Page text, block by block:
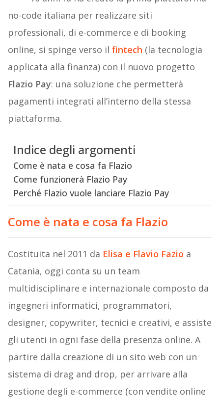
no-code italiana per realizzare siti
professionali, di e-commerce e di booking
online, si spinge verso il fintech (la tecnologia
applicata alla finanza) con il nuovo progetto
Flazio Pay: una soluzione che permetterà
pagamenti integrati all’interno della stessa
piattaforma.
Indice degli argomenti
Come è nata e cosa fa Flazio
Come funzionerà Flazio Pay
Perché Flazio vuole lanciare Flazio Pay
Come è nata e cosa fa Flazio
Costituita nel 2011 da Elisa e Flavio Fazio a
Catania, oggi conta su un team
multidisciplinare e internazionale composto da
ingegneri informatici, programmatori,
designer, copywriter, tecnici e creativi, e assiste
gli utenti in ogni fase della presenza online. A
partire dalla creazione di un sito web con un
sistema di drag and drop, per arrivare alla
gestione degli e-commerce (con vendite online